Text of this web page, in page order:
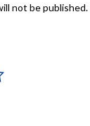
not be published.